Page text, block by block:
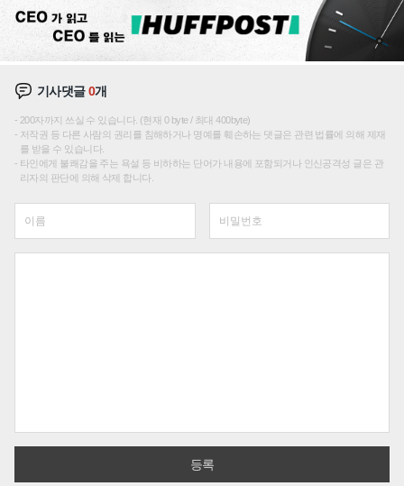
기사댓글0개
200자까지 쓰실 수 있습니다. (현재 0 byte / 최대 400byte)
저작권 등 다른 사람의 권리를 침해하거나 명예를 훼손하는 댓글은 관련 법률에 의해 제재
를 받을 수 있습니다.
타인에게 불쾌감을 주는 욕설 등 비하하는 단어가 내용에 포함되거나 인신공격성 글은 관
리자의 판단에 의해 삭제 합니다.